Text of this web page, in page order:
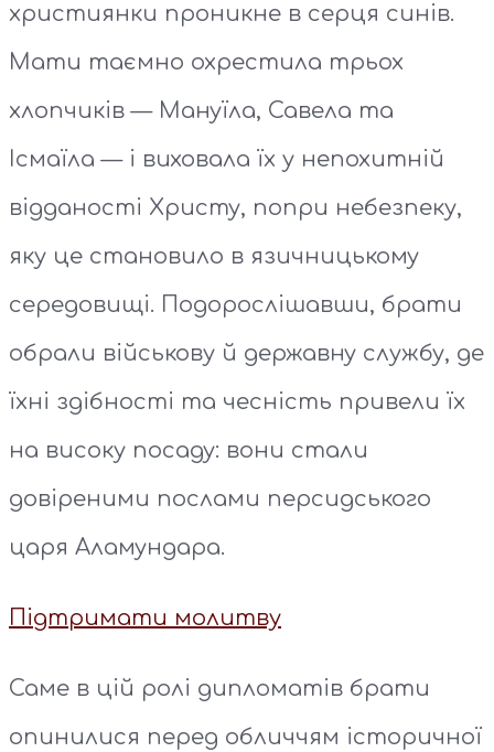
християнки проникне в серця синів.
Мати таємно охрестила трьох
хлопчиків — Мануїла, Савела та
Ісмаїла — і виховала їх у непохитній
відданості Христу, попри небезпеку,
яку це становило в язичницькому
середовищі. Подорослішавши, брати
обрали військову й державну службу, де
їхні здібності та чесність привели їх
на високу посаду: вони стали
довіреними послами персидського
царя Аламундара.
Підтримати молитву
Саме в цій ролі дипломатів брати
опинилися перед обличчям історичної